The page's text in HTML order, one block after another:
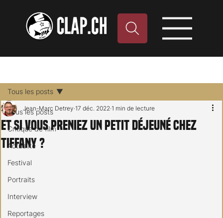
Tous les posts
Critique de film
Actualité
Festival
Portraits
Interview
Reportages
Tous les posts
Et si vous preniez un petit déjeuné chez
Tiffany ?
Jean-Marc Detrey 17 déc. 2022 1 min de lecture